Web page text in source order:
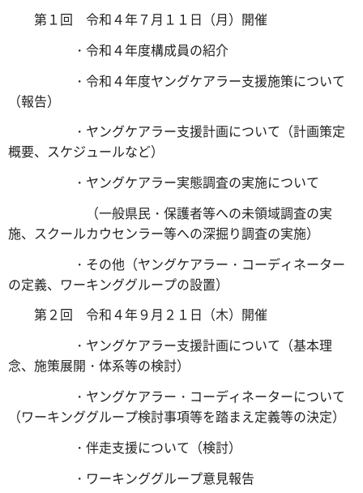
第１回 令和４年７月１１日（月）開催
・令和４年度構成員の紹介
・令和４年度ヤングケアラー支援施策について
（報告）
・ヤングケアラー支援計画について（計画策定
概要、スケジュールなど）
・ヤングケアラー実態調査の実施について
（一般県民・保護者等への未領域調査の実
施、スクールカウセンラー等への深掘り調査の実施）
・その他（ヤングケアラー・コーディネーター
の定義、ワーキンググループの設置）
第２回 令和４年９月２１日（木）開催
・ヤングケアラー支援計画について（基本理
念、施策展開・体系等の検討）
・ヤングケアラー・コーディネーターについて
（ワーキンググループ検討事項等を踏まえ定義等の決定）
・伴走支援について（検討）
・ワーキンググループ意見報告